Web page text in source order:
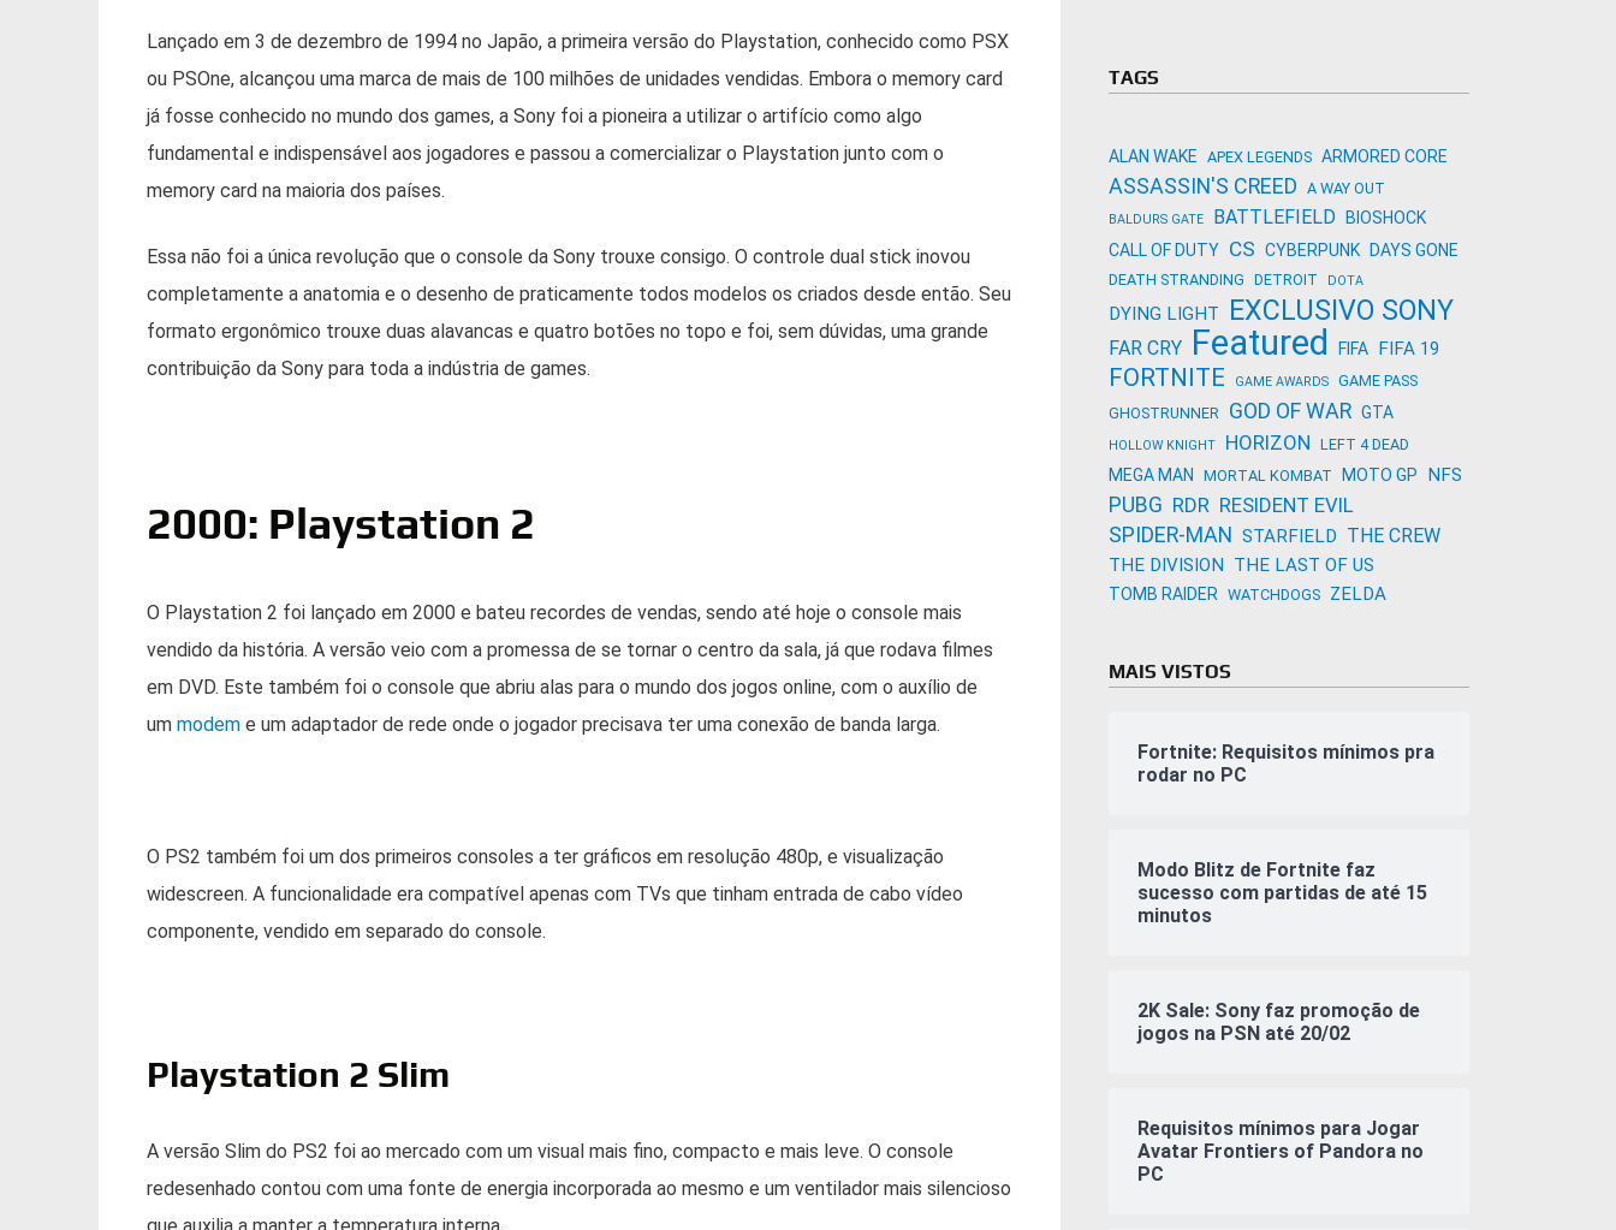
Lançado em 3 de dezembro de 1994 no Japão, a primeira versão do Playstation, conhecido como PSX
ou PSOne, alcançou uma marca de mais de 100 milhões de unidades vendidas. Embora o memory card
já fosse conhecido no mundo dos games, a Sony foi a pioneira a utilizar o artifício como algo
fundamental e indispensável aos jogadores e passou a comercializar o Playstation junto com o
memory card na maioria dos países.
Essa não foi a única revolução que o console da Sony trouxe consigo. O controle dual stick inovou
completamente a anatomia e o desenho de praticamente todos modelos os criados desde então. Seu
formato ergonômico trouxe duas alavancas e quatro botões no topo e foi, sem dúvidas, uma grande
contribuição da Sony para toda a indústria de games.
2000: Playstation 2
O Playstation 2 foi lançado em 2000 e bateu recordes de vendas, sendo até hoje o console mais
vendido da história. A versão veio com a promessa de se tornar o centro da sala, já que rodava filmes
em DVD. Este também foi o console que abriu alas para o mundo dos jogos online, com o auxílio de
um modem e um adaptador de rede onde o jogador precisava ter uma conexão de banda larga.
O PS2 também foi um dos primeiros consoles a ter gráficos em resolução 480p, e visualização
widescreen. A funcionalidade era compatível apenas com TVs que tinham entrada de cabo vídeo
componente, vendido em separado do console.
Playstation 2 Slim
A versão Slim do PS2 foi ao mercado com um visual mais fino, compacto e mais leve. O console
redesenhado contou com uma fonte de energia incorporada ao mesmo e um ventilador mais silencioso
TAGS
ALAN WAKE APEX LEGENDS ARMORED CORE
ASSASSIN'S CREED A WAY OUT
BALDURS GATE BATTLEFIELD
BIOSHOCK
CALL OF DUTY CS CYBERPUNK DAYS GONE
DEATH STRANDING DETROIT DOTA
DYING LIGHT EXCLUSIVO SONY
FAR CRY Featured FIFA FIFA 19
FORTNITE GAME AWARDS
GAME PASS
GHOSTRUNNER GOD OF WAR GTA
HOLLOW KNIGHT HORIZON LEFT 4 DEAD
MEGA MAN MORTAL KOMBAT MOTO GP NFS
PUBG RDR RESIDENT EVIL
SPIDER-MAN STARFIELD THE CREW
THE DIVISION THE LAST OF US
TOMB RAIDER WATCHDOGS ZELDA
MAIS VISTOS
Fortnite: Requisitos mínimos pra
rodar no PC
Modo Blitz de Fortnite faz
sucesso com partidas de até 15
minutos
2K Sale: Sony faz promoção de
jogos na PSN até 20/02
Requisitos mínimos para Jogar
Avatar Frontiers of Pandora no
PC